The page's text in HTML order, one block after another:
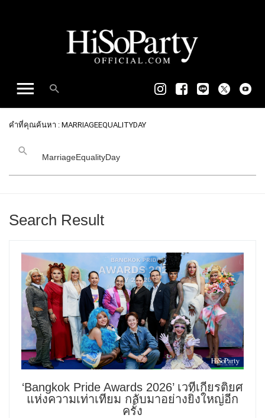
คำที่คุณค้นหา : MARRIAGEEQUALITYDAY
Search Result
‘Bangkok Pride Awards 2026’ เวทีเกียรติยศ
แห่งความเท่าเทียม กลับมาอย่างยิ่งใหญ่อีก
ครั้ง